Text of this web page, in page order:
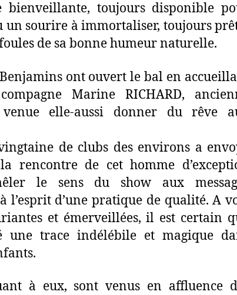
bienveillante, toujours disponible
un sourire à immortaliser, toujours
de sa bonne humeur naturelle.
Benjamins ont ouvert le bal en
Marine RICHARD,
elle-aussi donner du rêve
de clubs des environs a
rencontre de cet homme
le sens du show aux
l’esprit d’une pratique de qualité. A
et émerveillées, il est certain
une trace indélébile et magique
à eux, sont venus en affluence